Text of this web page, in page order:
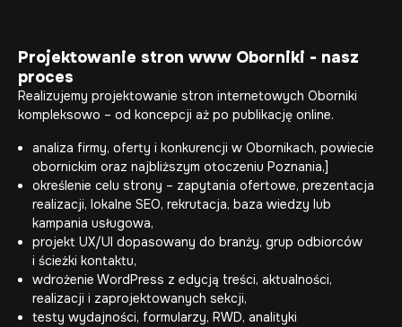
Projektowanie stron www Oborniki - nasz
proces
Realizujemy projektowanie stron internetowych Oborniki
kompleksowo – od koncepcji aż po publikację online.
analiza firmy, oferty i konkurencji w Obornikach, powiecie
obornickim oraz najbliższym otoczeniu Poznania,]
określenie celu strony – zapytania ofertowe, prezentacja
realizacji, lokalne SEO, rekrutacja, baza wiedzy lub
kampania usługowa,
projekt UX/UI dopasowany do branży, grup odbiorców
i ścieżki kontaktu,
wdrożenie WordPress z edycją treści, aktualności,
realizacji i zaprojektowanych sekcji,
testy wydajności, formularzy, RWD, analityki